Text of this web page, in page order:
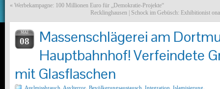
« Werbekampagne: 100 Millionen Euro für „Demokratie-Projekte“
Recklinghausen | Schock im Gebüsch: Exhibitionist
MAI
08
Massenschlägerei am
Hauptbahnhof! Verfeindete
mit Glasflaschen
Asylmissbrauch Asylterror Bevölkerungsaustausch Integration Islamisierung